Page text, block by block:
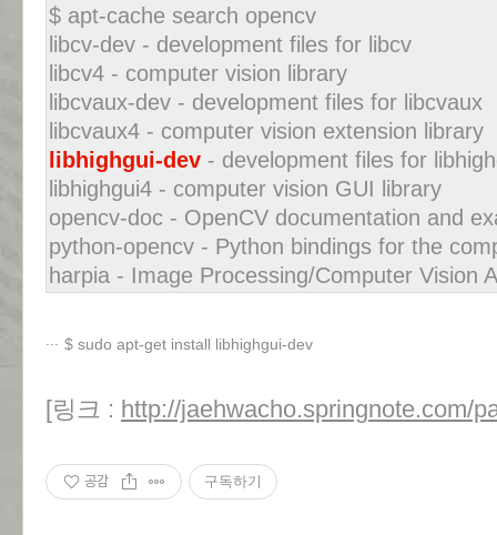
$ apt-cache search opencv
libcv-dev - development files for libcv
libcv4 - computer vision library
libcvaux-dev - development files for libcvaux
libcvaux4 - computer vision extension library
libhighgui-dev - development files for
libhighgui4 - computer vision GUI library
opencv-doc - OpenCV documentation and
python-opencv - Python bindings for the
harpia - Image Processing/Computer Vision
$ sudo apt-get install libhighgui-dev
[링크 : http://jaehwacho.springnote.com/
공감 구독하기